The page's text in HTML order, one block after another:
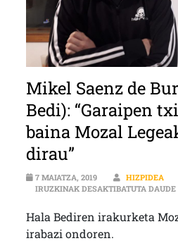
Mikel Saenz de
Bedi): “Garaipen
baina Mozal
dirau”
7 MAIATZA, 2019 HIZPIDEA
IRUZKINAK DESAKTIBATUTA DAUDE
Hala Bediren irakurketa
irabazi ondoren.